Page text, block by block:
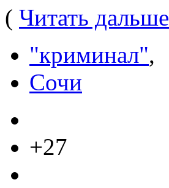
( Читать дальше
"криминал",
Сочи
+27